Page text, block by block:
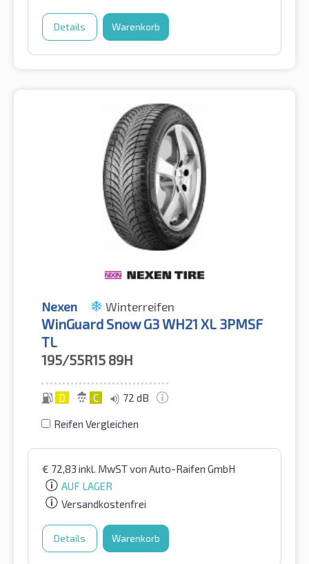
Details Warenkorb
Nexen Winterreifen
WinGuard Snow G3 WH21 XL 3PMSF
TL
195/55R15 89H
D C 72 dB
Reifen Vergleichen
€ 72,83 inkl. MwSTvon Auto-Raifen GmbH
AUF LAGER
Versandkostenfrei
Details Warenkorb